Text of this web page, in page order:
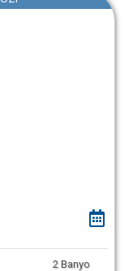
2 Banyo